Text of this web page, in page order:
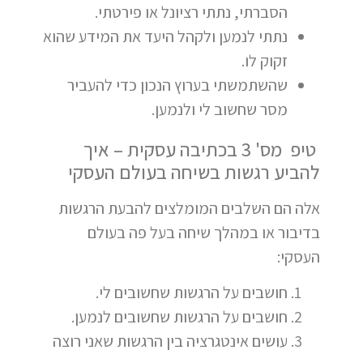
הסברתי, נתתי רציונל או פירטתי.
נתתי לנמען ולקהל היעד את המידע שהוא
זקוק לו.
שהשתמשתי בערוץ הנכון כדי להעביר
מסר שחשוב לי ולנמען.
טיפ מס' 3 בכתיבה עסקית – איך
להביע רגשות בשיחה בעולם העסקי
אלה הם השלבים המומלצים להבעת הרגשות
בדיבור או במהלך שיחה בעל פה בעולם
העסקי:
חושבים על הרגשות שחשובים לי.
חושבים על הרגשות שחשובים לנמען.
עושים אינטגרציה בין הרגשות שאני רוצה